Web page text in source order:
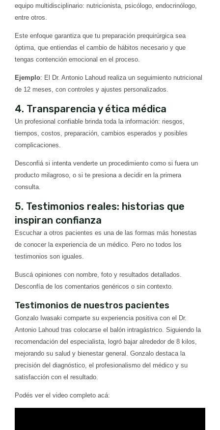
equipo multidisciplinario: nutricionista, psicólogo, endocrinólogo,
entre otros.
Este enfoque garantiza que tu preparación prequirúrgica sea
óptima, que entiendas el cambio de hábitos necesario y que
tengas contención emocional en el proceso.
Ejemplo: El Dr. Antonio Lahoud realiza un seguimiento nutricional
de 12 meses, con controles y ajustes personalizados.
4. Transparencia y ética médica
Un profesional confiable brinda toda la información: riesgos,
tiempos, costos, preparación, cambios esperados y posibles
complicaciones.
Desconfiá si intenta venderte un procedimiento como si fuera un
producto milagroso, o si te presiona a decidir en la primera
consulta.
5. Testimonios reales: historias que
inspiran confianza
Escuchar a otros pacientes es una de las formas más honestas
de conocer la experiencia de un médico. Pero no todos los
testimonios son iguales.
Buscá opiniones con nombre, foto y resultados detallados.
Desconfía de los comentarios genéricos o sin contexto.
Testimonios de nuestros pacientes
Gonzalo Iwasaki comparte su experiencia positiva con el Dr.
Antonio Lahoud tras colocarse el balón intragástrico. Siguiendo la
recomendación del especialista, logró bajar alrededor de 8 kilos,
mejorando su salud y bienestar general. Gonzalo destaca la
precisión del diagnóstico, el profesionalismo del médico y su
satisfacción con el resultado.
Podés ver el video completo acá: